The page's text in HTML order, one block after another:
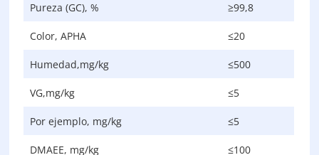
Pureza (GC), % ≥99,8
Color, APHA ≤20
Humedad,mg/kg ≤500
VG,mg/kg ≤5
Por ejemplo, mg/kg ≤5
DMAEE, mg/kg ≤100